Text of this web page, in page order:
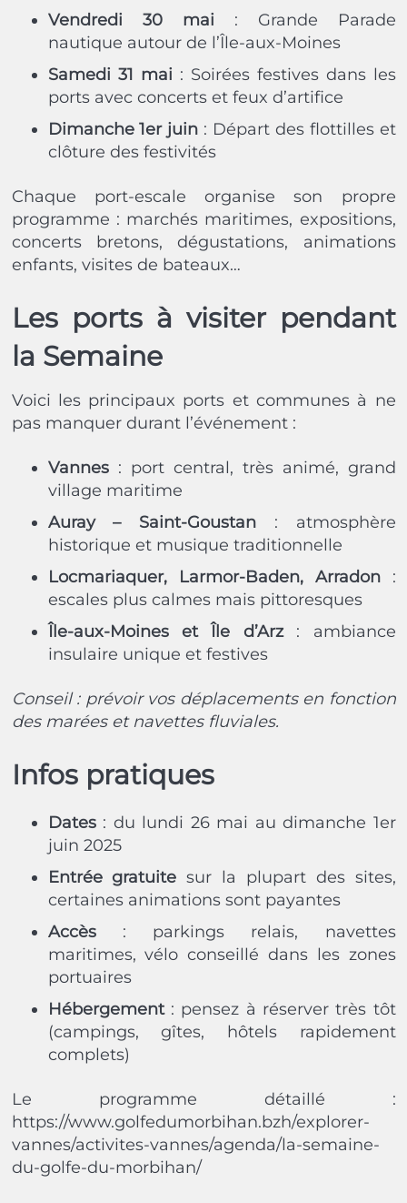
Vendredi 30 mai : Grande Parade
nautique autour de l’Île-aux-Moines
Samedi 31 mai : Soirées festives dans les
ports avec concerts et feux d’artifice
Dimanche 1er juin : Départ des flottilles et
clôture des festivités
Chaque port-escale organise son propre
programme : marchés maritimes, expositions,
concerts bretons, dégustations, animations
enfants, visites de bateaux…
Les ports à visiter pendant
la Semaine
Voici les principaux ports et communes à ne
pas manquer durant l’événement :
Vannes: port central, très animé, grand
village maritime
Auray – Saint-Goustan : atmosphère
historique et musique traditionnelle
Locmariaquer, Larmor-Baden, Arradon:
escales plus calmes mais pittoresques
Île-aux-Moines et Île d’Arz: ambiance
insulaire unique et festives
Conseil : prévoir vos déplacements en fonction
des marées et navettes fluviales.
Infos pratiques
Dates: du lundi 26 mai au dimanche 1er
juin 2025
Entrée gratuite sur la plupart des sites,
certaines animations sont payantes
Accès: parkings relais, navettes
maritimes, vélo conseillé dans les zones
portuaires
Hébergement: pensez à réserver très tôt
(campings, gîtes, hôtels rapidement
complets)
Le programme détaillé :
https://www.golfedumorbihan.bzh/explorer-
vannes/activites-vannes/agenda/la-semaine-
du-golfe-du-morbihan/